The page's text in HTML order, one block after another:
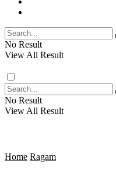
PENDIDIKAN
SOSOK
No Result
View All Result
No Result
View All Result
Home Ragam